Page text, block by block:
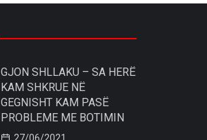
GJON SHLLAKU – SA HERË
KAM SHKRUE NË
GEGNISHT KAM PASË
PROBLEME ME BOTIMIN